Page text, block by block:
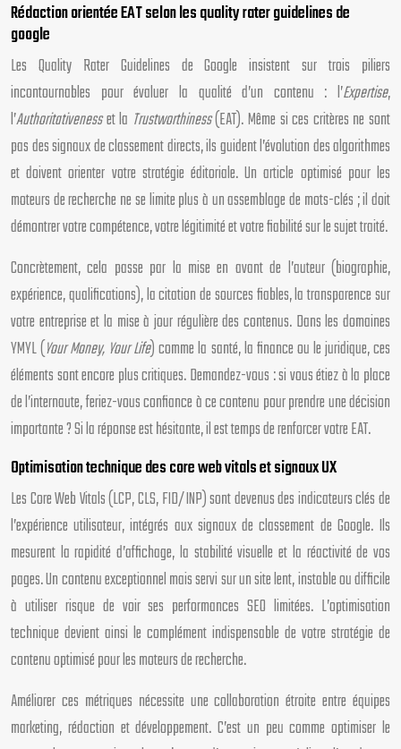
Rédaction orientée EAT selon les quality rater guidelines de
google
Les Quality Rater Guidelines de Google insistent sur trois piliers
incontournables pour évaluer la qualité d’un contenu : l’Expertise,
l’Authoritativenesset la Trustworthiness(EAT). Même si ces critères ne sont
pas des signaux de classement directs, ils guident l’évolution des algorithmes
et doivent orienter votre stratégie éditoriale. Un article optimisé pour les
moteurs de recherche ne se limite plus à un assemblage de mots-clés ; il doit
démontrer votre compétence, votre légitimité et votre fiabilité sur le sujet traité.
Concrètement, cela passe par la mise en avant de l’auteur (biographie,
expérience, qualifications), la citation de sources fiables, la transparence sur
votre entreprise et la mise à jour régulière des contenus. Dans les domaines
YMYL (Your Money, Your Life) comme la santé, la finance ou le juridique, ces
éléments sont encore plus critiques. Demandez-vous : si vous étiez à la place
de l’internaute, feriez-vous confiance à ce contenu pour prendre une décision
importante ? Si la réponse est hésitante, il est temps de renforcer votre EAT.
Optimisation technique des core web vitals et signaux UX
Les Core Web Vitals (LCP, CLS, FID/INP) sont devenus des indicateurs clés de
l’expérience utilisateur, intégrés aux signaux de classement de Google. Ils
mesurent la rapidité d’affichage, la stabilité visuelle et la réactivité de vos
pages. Un contenu exceptionnel mais servi sur un site lent, instable ou difficile
à utiliser risque de voir ses performances SEO limitées. L’optimisation
technique devient ainsi le complément indispensable de votre stratégie de
contenu optimisé pour les moteurs de recherche.
Améliorer ces métriques nécessite une collaboration étroite entre équipes
marketing, rédaction et développement. C’est un peu comme optimiser le